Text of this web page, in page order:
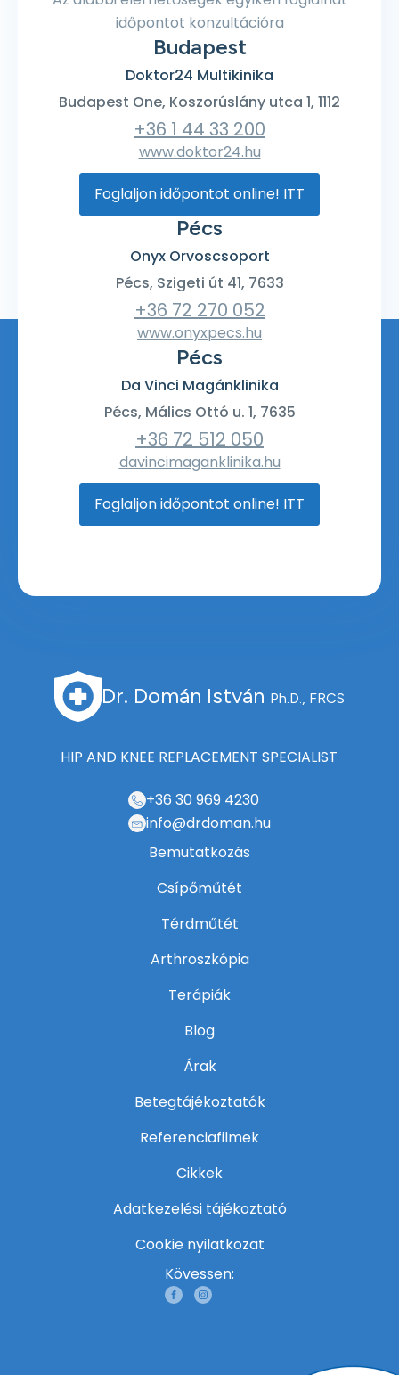
időpontot konzultációra
Budapest
Doktor24 Multikinika
Budapest One, Koszorúslány utca 1, 1112
+36 1 44 33 200
www.doktor24.hu
Foglaljon időpontot online! ITT
Pécs
Onyx Orvoscsoport
Pécs, Szigeti út 41, 7633
+36 72 270 052
www.onyxpecs.hu
Pécs
Da Vinci Magánklinika
Pécs, Málics Ottó u. 1, 7635
+36 72 512 050
davincimaganklinika.hu
Foglaljon időpontot online! ITT
Dr. Domán István Ph.D., FRCS
HIP AND KNEE REPLACEMENT SPECIALIST
+36 30 969 4230
info@drdoman.hu
Bemutatkozás
Csípőműtét
Térdműtét
Arthroszkópia
Terápiák
Blog
Árak
Betegtájékoztatók
Referenciafilmek
Cikkek
Adatkezelési tájékoztató
Cookie nyilatkozat
Kövessen: